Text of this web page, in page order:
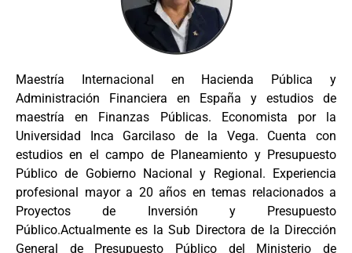
Maestría Internacional en Hacienda Pública y
Administración Financiera en España y estudios de
maestría en Finanzas Públicas. Economista por la
Universidad Inca Garcilaso de la Vega. Cuenta con
estudios en el campo de Planeamiento y Presupuesto
Público de Gobierno Nacional y Regional. Experiencia
profesional mayor a 20 años en temas relacionados a
Proyectos de Inversión y Presupuesto
Público.Actualmente es la Sub Directora de la Dirección
General de Presupuesto Público del Ministerio de